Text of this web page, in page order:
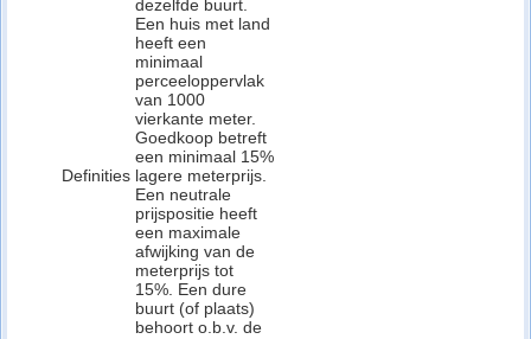
Definities
dezelfde buurt.
Een huis met land
heeft een
minimaal
perceeloppervlak
van 1000
vierkante meter.
Goedkoop betreft
een minimaal 15%
lagere meterprijs.
Een neutrale
prijspositie heeft
een maximale
afwijking van de
meterprijs tot
15%. Een dure
buurt (of plaats)
behoort o.b.v. de